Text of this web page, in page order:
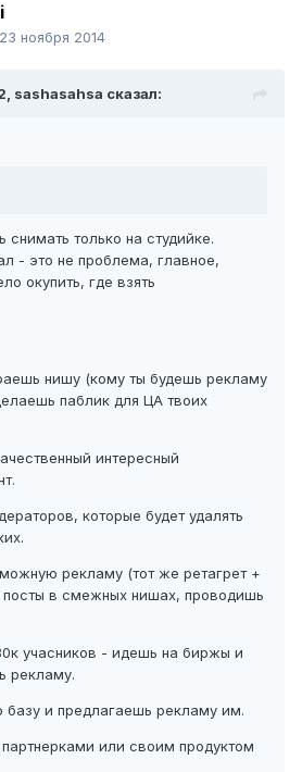
23 ноября 2014
sashasahsa сказал:
снимать только на студийке.
- это не проблема, главное,
окупить, где взять
нишу (кому ты будешь рекламу
паблик для ЦА твоих
интересный
которые будет удалять
рекламу (тот же ретагрет +
посты в смежных нишах, проводишь
учасников - идешь на биржы и
рекламу.
и предлагаешь рекламу им.
или своим продуктом